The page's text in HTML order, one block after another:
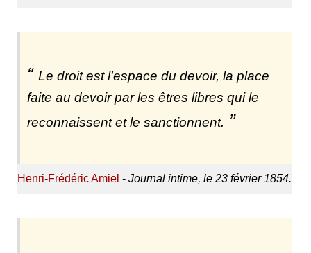
Le droit est l'espace du devoir, la place
faite au devoir par les êtres libres qui le
reconnaissent et le sanctionnent.
Henri-Frédéric Amiel - Journal intime, le 23 février 1854.